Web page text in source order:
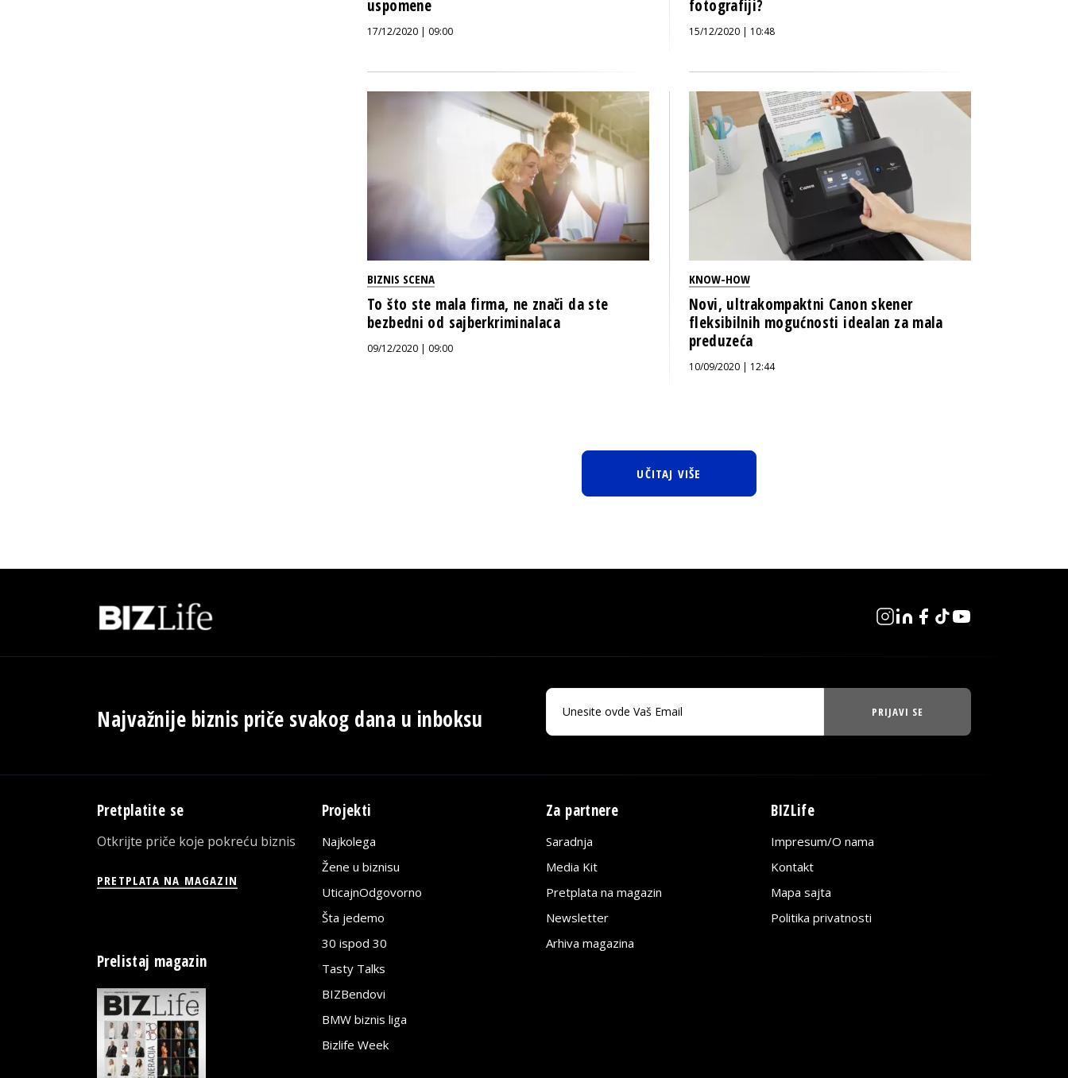
uspomene
17/12/2020 | 09:00
fotografiji?
15/12/2020 | 10:48
BIZNIS SCENA
To što ste mala firma, ne znači da ste
bezbedni od sajberkriminalaca
09/12/2020 | 09:00
KNOW-HOW
Novi, ultrakompaktni Canon skener
fleksibilnih mogućnosti idealan za mala
preduzeća
10/09/2020 | 12:44
UČITAJ VIŠE
Najvažnije biznis priče svakog dana u inboksu PRIJAVI SE
Pretplatite se
Otkrijte priče koje pokreću biznis
PRETPLATA NA MAGAZIN
Prelistaj magazin
Projekti
Najkolega
Žene u biznisu
UticajnOdgovorno
Šta jedemo
30 ispod 30
Tasty Talks
BIZBendovi
BMW biznis liga
Bizlife Week
Za partnere
Saradnja
Media Kit
Pretplata na magazin
Newsletter
Arhiva magazina
BIZLife
Impresum/O nama
Kontakt
Mapa sajta
Politika privatnosti